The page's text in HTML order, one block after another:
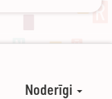
Noderīgi